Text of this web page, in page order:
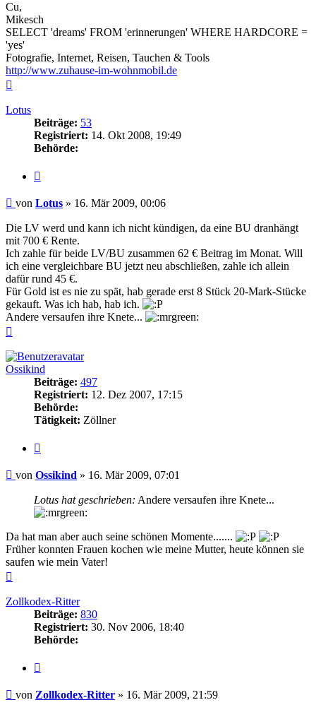
Cu,
Mikesch
SELECT 'dreams' FROM 'erinnerungen' WHERE HARDCORE =
'yes'
Fotografie, Internet, Reisen, Tauchen & Tools
http://www.zuhause-im-wohnmobil.de
Lotus
Beiträge: 53
Registriert: 14. Okt 2008, 19:49
Behörde:
Beitrag
von Lotus » 16. Mär 2009, 00:06
Die LV werd und kann ich nicht kündigen, da eine BU dranhängt
mit 700 € Rente.
Ich zahle für beide LV/BU zusammen 62 € Beitrag im Monat. Will
ich eine vergleichbare BU jetzt neu abschließen, zahle ich allein
dafür rund 45 €.
Für Gold ist es nie zu spät, hab gerade erst 8 Stück 20-Mark-Stücke
gekauft. Was ich hab, hab ich.
Andere versaufen ihre Knete...
Ossikind
Beiträge: 497
Registriert: 12. Dez 2007, 17:15
Behörde:
Tätigkeit: Zöllner
Beitrag
von Ossikind » 16. Mär 2009, 07:01
Lotus hat geschrieben: Andere versaufen ihre Knete...
Da hat man aber auch seine schönen Momente.......
Früher konnten Frauen kochen wie meine Mutter, heute können sie
saufen wie mein Vater!
Zollkodex-Ritter
Beiträge: 830
Registriert: 30. Nov 2006, 18:40
Behörde:
Beitrag
von Zollkodex-Ritter » 16. Mär 2009, 21:59